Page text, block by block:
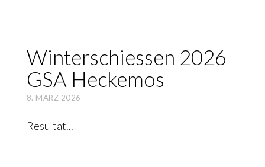
Win­ter­schies­sen 2026
GSA Hecke­mos
8. MÄRZ 2026
Resultat